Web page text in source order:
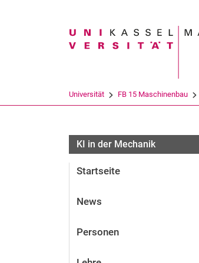
Universität FB 15 Maschinenbau
KI in der Mechanik
Startseite
News
Personen